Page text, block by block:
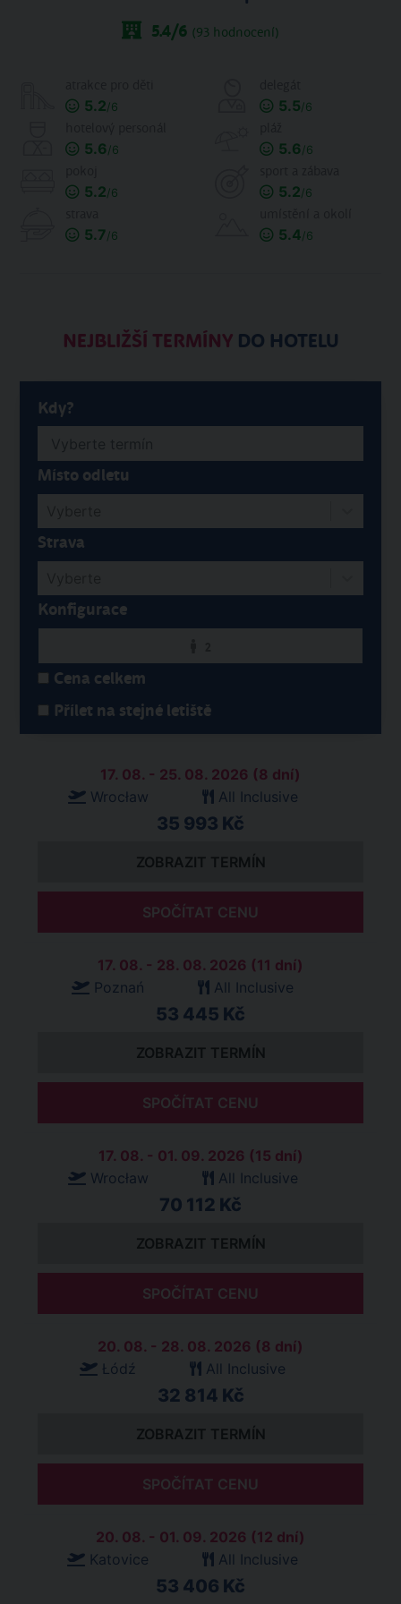
5.4/6 (93 hodnocení)
5.2/6 5.5/6
5.6/6 5.6/6
5.2/6 5.2/6
5.7/6 5.4/6
NEJBLIŽŠÍ TERMÍNYDO HOTELU
Kdy?
Místo odletu
Strava
Konfigurace
Cena celkem
Přílet na stejné letiště
17. 08. - 25. 08. 2026 (8 dní)
Wrocław
All Inclusive
35 993 Kč
ZOBRAZIT TERMÍN
SPOČÍTAT CENU
17. 08. - 28. 08. 2026 (11 dní)
Poznań
All Inclusive
53 445 Kč
ZOBRAZIT TERMÍN
SPOČÍTAT CENU
17. 08. - 01. 09. 2026 (15 dní)
Wrocław
All Inclusive
70 112 Kč
ZOBRAZIT TERMÍN
SPOČÍTAT CENU
20. 08. - 28. 08. 2026 (8 dní)
Łódź
All Inclusive
32 814 Kč
ZOBRAZIT TERMÍN
SPOČÍTAT CENU
20. 08. - 01. 09. 2026 (12 dní)
Katovice
All Inclusive
53 406 Kč